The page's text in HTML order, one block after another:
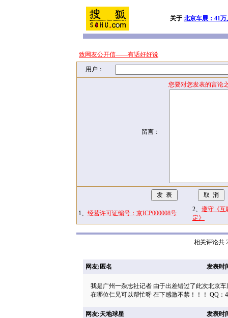
关于 北京车展：41
致网友公开信——有话好好说
用户：
留言：
您要对您发表的言论
1、 经营许可证编号：京ICP000008号
2、 遵守《互
定》
相关评论共
网友:匿名 发表时
我是广州一杂志社记者 由于出差错过了此次北京
在哪位仁兄可以帮忙呀 在下感激不禁！！！ QQ：
网友:天地球星 发表时